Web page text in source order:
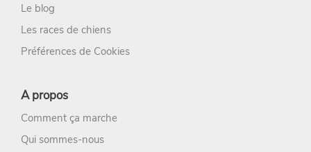
Le blog
Les races de chiens
Préférences de Cookies
A propos
Comment ça marche
Qui sommes-nous